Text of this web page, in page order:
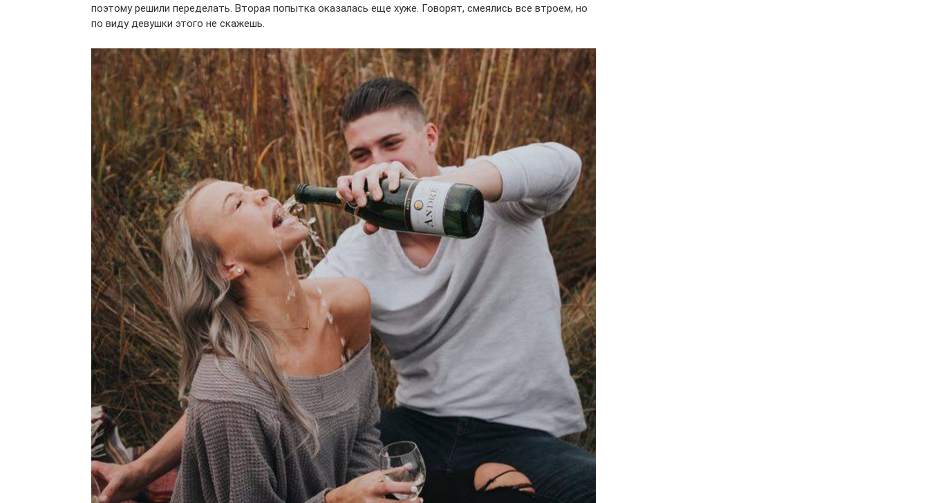
поэтому решили переделать. Вторая попытка оказалась еще хуже. Говорят, смеялись все втроем, но
по виду девушки этого не скажешь.